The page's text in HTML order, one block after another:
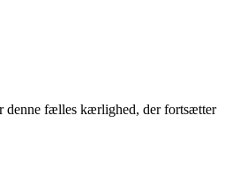
denne fælles kærlighed, der fortsætter